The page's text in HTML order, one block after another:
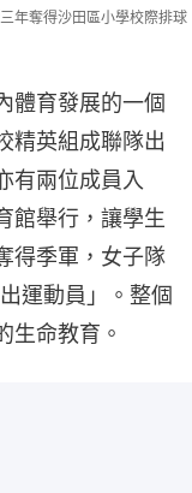
年奪得沙田區小學校際排球
體育發展的一個
精英組成聯隊出
有兩位成員入
館舉行，讓學生
得季軍，女子隊
運動員」。整個
生命教育。